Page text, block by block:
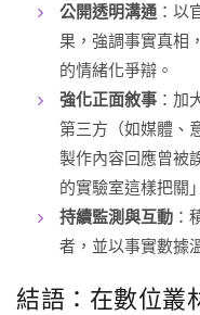
公開透明溝通 ：以
果，強調事實真相
的情緒化爭辯。
強化正面敘事 ：加
第三方（如媒體、
製作內容回應曾被
的實驗室這樣把關
持續監測與互動 ：
者，並以事實數據
結語：在數位叢